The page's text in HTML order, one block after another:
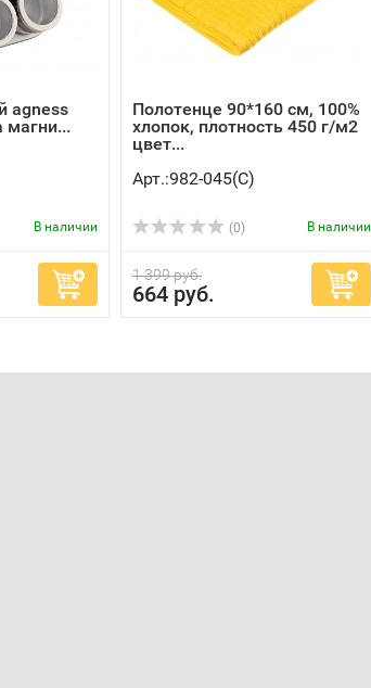
agness
магни...
В наличии
Полотенце 90*160 см, 100%
хлопок, плотность 450 г/м2
цвет...
Арт.:982-045(C)
(0) В наличии
1 399 руб.
664 руб.